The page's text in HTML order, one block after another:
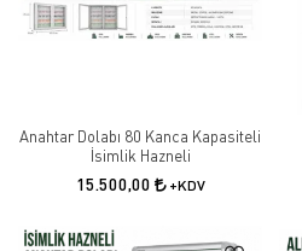
Anahtar Dolabı 80 Kanca Kapasiteli
İsimlik Hazneli
15.500,00 +KDV